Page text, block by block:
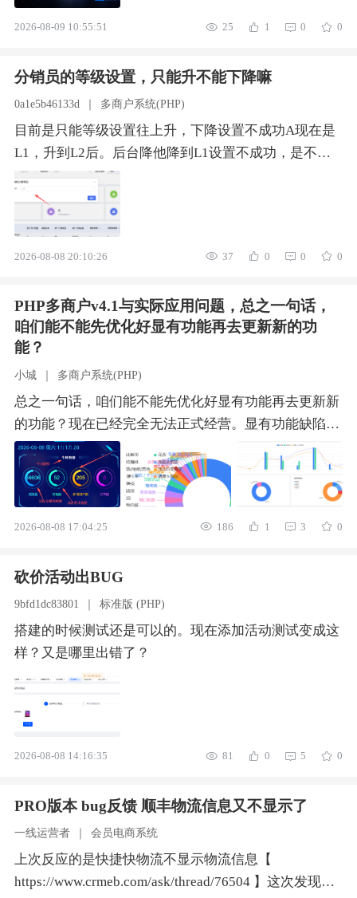
证、运维均存在刚性支出。本文从技术架构、行业成
头背后的行业真相，同时客观分享合规、低成本、可落
地的分账选型方案，为技术开发者提供可参考的选型依
据。核心观点：普通SaaS工具可以免费试用、开源复
用，但资金类分账系统无永久全功能免费的商业逻辑。
所有
2026-08-09 10:55:51 25 1 0 0
分销员的等级设置，只能升不能下降嘛
0a1e5b46133d ｜ 多商户系统(PHP)
目前是只能等级设置往上升，下降设置不成功A现在是
L1，升到L2后。后台降他降到L1设置不成功，是不支
持下降成功嘛
2026-08-08 20:10:26 37 0 0 0
PHP多商户v4.1与实际应用问题，总之一句话，
咱们能不能先优化好显有功能再去更新新的功
能？
小城 ｜ 多商户系统(PHP)
总之一句话，咱们能不能先优化好显有功能再去更新新
的功能？现在已经完全无法正式经营。显有功能缺陷那
么多，一直搞新功能更新，原来好好正常的功能地方现
在都用不了。一：小问题如下（一）数据大屏模块数据
口径不符，“今日数据” 名实不符数据大屏顶部标注 “今
心指标，实际展示的并非当日实时数据，而是平台累计
数据大屏失去运营参考价值，无法支撑日常数据复盘与
经营决策。数值显示遮挡，组件适配存在缺陷浏览量指
标的数字展示组件存在 UI 适配 bug：当浏览量数值达
到 5 位数及以上时，数字会被环形组
2026-08-08 17:04:25 186 1 3 0
砍价活动出BUG
9bfd1dc83801 ｜ 标准版 (PHP)
搭建的时候测试还是可以的。现在添加活动测试变成这
样？又是哪里出错了？
2026-08-08 14:16:35 81 0 5 0
PRO版本 bug反馈 顺丰物流信息又不显示了
一线运营者 ｜ 会员电商系统
上次反应的是快捷快物流不显示物流信息【
https://www.crmeb.com/ask/thread/76504 】这次发现顺